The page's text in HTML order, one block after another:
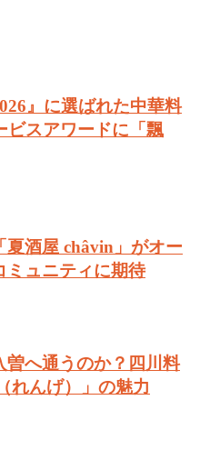
』に選ばれた中華料
ビスアワードに「飄
酒屋 châvin」がオー
ミュニティに期待
曽へ通うのか？四川料
れんげ）」の魅力